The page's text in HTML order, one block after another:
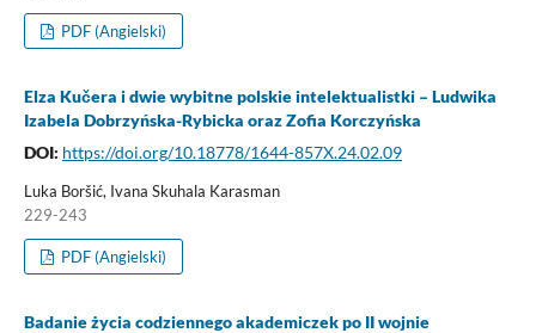
PDF (Angielski)
Elza Kučera i dwie wybitne polskie intelektualistki – Ludwika
Izabela Dobrzyńska-Rybicka oraz Zofia Korczyńska
DOI: https://doi.org/10.18778/1644-857X.24.02.09
Luka Boršić, Ivana Skuhala Karasman
229-243
PDF (Angielski)
Badanie życia codziennego akademiczek po II wojnie